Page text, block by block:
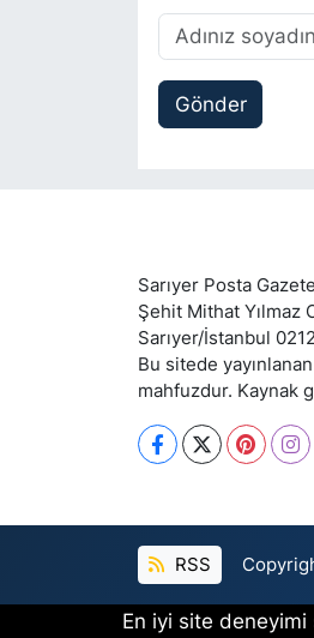
Gönder
Sarıyer Posta
Şehit Mithat Yılmaz
Sarıyer/İstanbul
Bu sitede
mahfuzdur. Kaynak
RSS
En iyi site deneyimi